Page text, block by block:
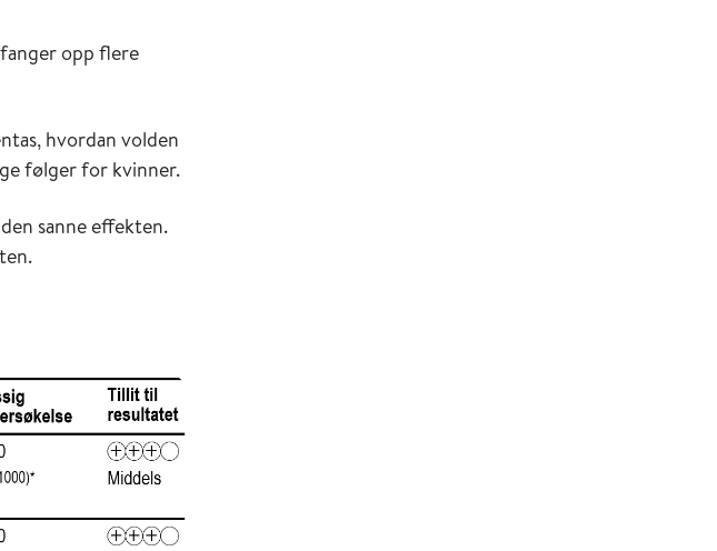
opp flere
hvordan volden
følger for kvinner.
sanne effekten.